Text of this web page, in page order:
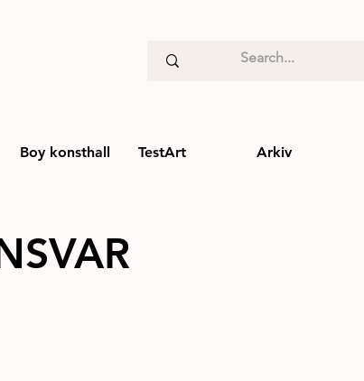
Boy konsthall TestArt Arkiv